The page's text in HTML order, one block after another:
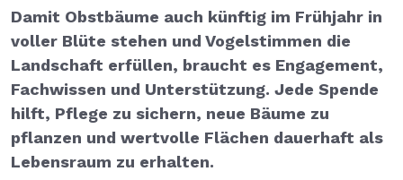
Damit Obstbäume auch künftig im Frühjahr in
voller Blüte stehen und Vogelstimmen die
Landschaft erfüllen, braucht es Engagement,
Fachwissen und Unterstützung. Jede Spende
hilft, Pflege zu sichern, neue Bäume zu
pflanzen und wertvolle Flächen dauerhaft als
Lebensraum zu erhalten.